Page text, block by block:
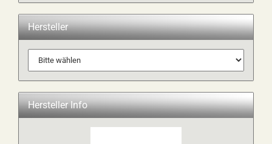
Hersteller
Hersteller Info